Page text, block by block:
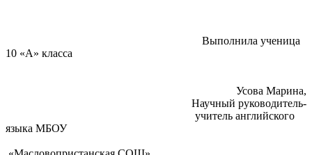
Выполнила ученица
10 «А» класса
Усова Марина,
Научный руководитель-
учитель английского
языка МБОУ